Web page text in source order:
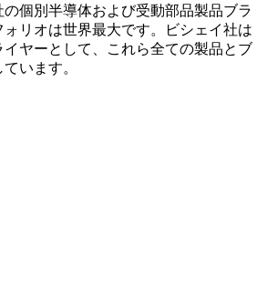
個別半導体および受動部品製品ブラ
ォリオは世界最大です。ビシェイ社は
イヤーとして、これら全ての製品とブ
います。